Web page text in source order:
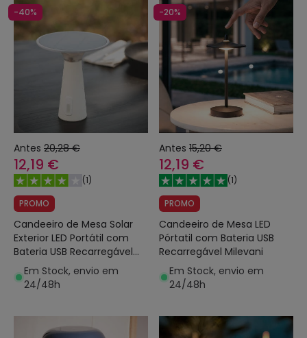
-40%
Antes 20,28 €
12,19 €
(1)
PROMO
Candeeiro de Mesa Solar
Exterior LED Portátil com
Bateria USB Recarregável
Soucha
Em Stock, envio em
24/48h
-20%
Antes 15,20 €
12,19 €
(1)
PROMO
Candeeiro de Mesa LED
Pórtatil com Bateria USB
Recarregável Milevani
Em Stock, envio em
24/48h